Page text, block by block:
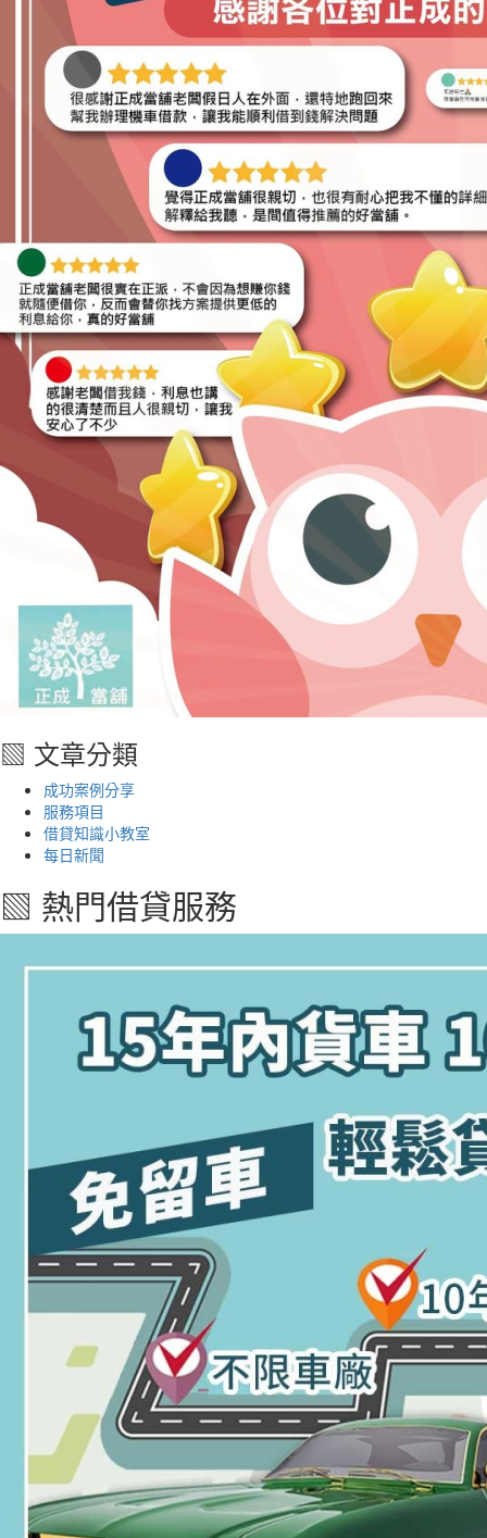
▧ 文章分類
成功案例分享
服務項目
借貸知識小教室
每日新聞
▧ 熱門借貸服務